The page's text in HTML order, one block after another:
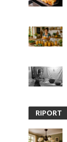
RIPORT